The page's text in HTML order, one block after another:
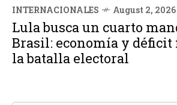
INTERNACIONALES August 2, 2026
Lula busca un cuarto
Brasil: economía y déficit
la batalla electoral